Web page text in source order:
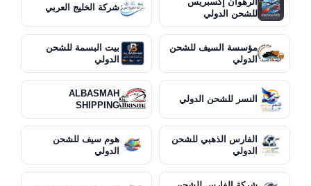
للشحن الدولي
شركة الخليج العربي
مؤسسة السيف للشحن
الدولي
بيت البسمة للشحن
الدولي
النسر للشحن الدولي
ALBASMAH
SHIPPING
الفارس الذهبي للشحن
الدولي
هوم سيف للشحن
الدولي